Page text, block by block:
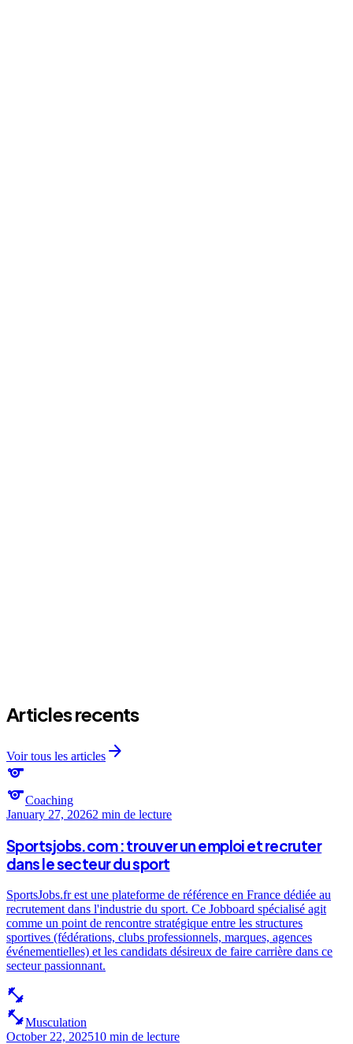
Articles recents
Voir tous les articles arrow_forward
sports
sportsCoaching
January 27, 20262 min de lecture
Sportsjobs.com : trouver un emploi et recruter
dans le secteur du sport
SportsJobs.fr est une plateforme de référence en France dédiée au
recrutement dans l'industrie du sport. Ce Jobboard spécialisé agit
comme un point de rencontre stratégique entre les structures
sportives (fédérations, clubs professionnels, marques, agences
événementielles) et les candidats désireux de faire carrière dans ce
secteur passionnant.
fitness_center
fitness_centerMusculation
October 22, 202510 min de lecture